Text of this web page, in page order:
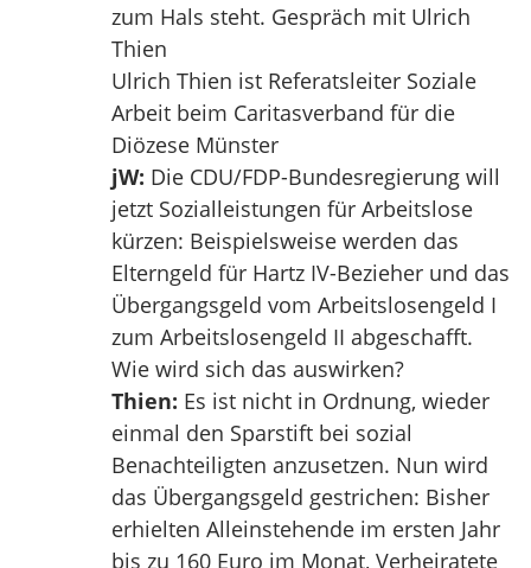
zum Hals steht. Gespräch mit Ulrich
Thien
Ulrich Thien ist Referatsleiter Soziale
Arbeit beim Caritasverband für die
Diözese Münster
jW: Die CDU/FDP-Bundesregierung will
jetzt Sozialleistungen für Arbeitslose
kürzen: Beispielsweise werden das
Elterngeld für Hartz IV-Bezieher und das
Übergangsgeld vom Arbeitslosengeld I
zum Arbeitslosengeld II abgeschafft.
Wie wird sich das auswirken?
Thien: Es ist nicht in Ordnung, wieder
einmal den Sparstift bei sozial
Benachteiligten anzusetzen. Nun wird
das Übergangsgeld gestrichen: Bisher
erhielten Alleinstehende im ersten Jahr
bis zu 160 Euro im Monat, Verheiratete